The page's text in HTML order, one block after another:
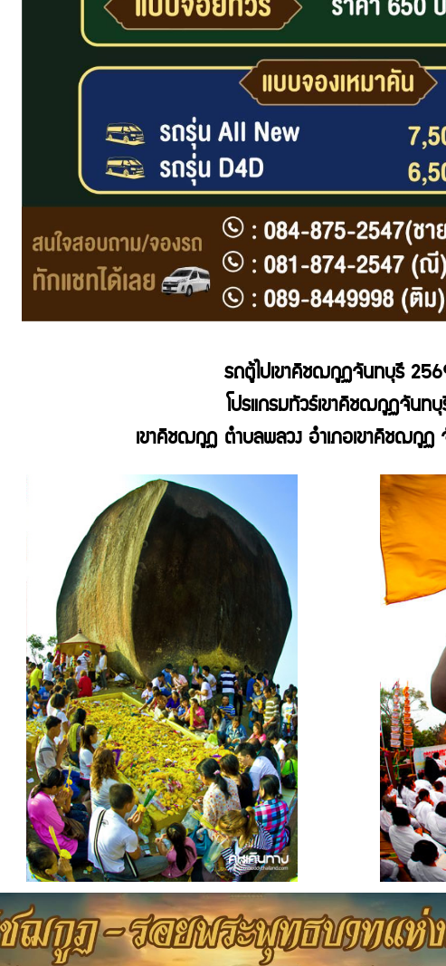
รถตู้ไปเขาคิชฌกูฏจันทบุรี
โปรแกรมทัวร์เขาคิชฌกูฏจันท
เขาคิชฌกูฏ ตำบลพลวง อำเภอเขาคิชฌกูฏ